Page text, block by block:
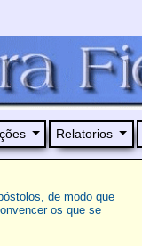
Relatorios
de modo que
os que se